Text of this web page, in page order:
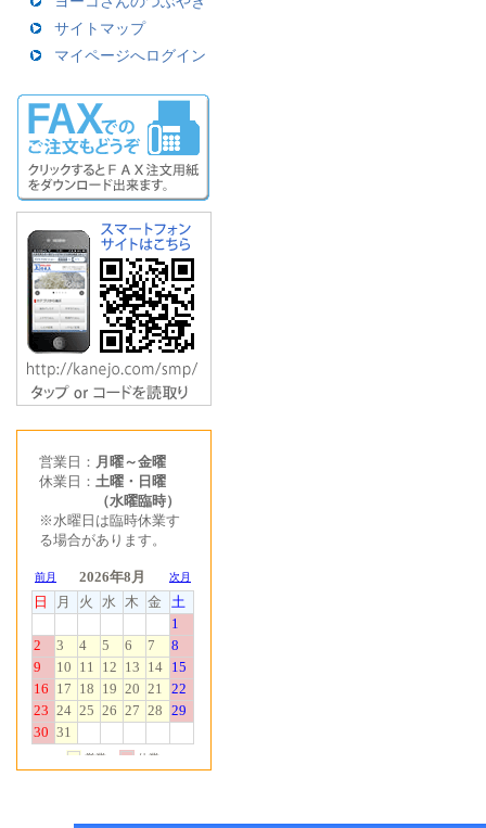
サイトマップ
マイページへログイン
営業日： 月曜～金曜
休業日： 土曜・日曜
（水曜臨時）
※水曜日は臨時休業す
る場合があります。